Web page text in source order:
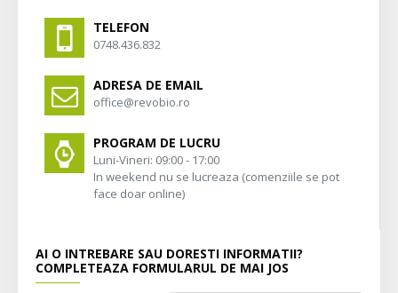
TELEFON
0748.436.832
ADRESA DE EMAIL
office@revobio.ro
PROGRAM DE LUCRU
Luni-Vineri: 09:00 - 17:00
In weekend nu se lucreaza (comenziile se pot
face doar online)
AI O INTREBARE SAU DORESTI INFORMATII?
COMPLETEAZA FORMULARUL DE MAI JOS